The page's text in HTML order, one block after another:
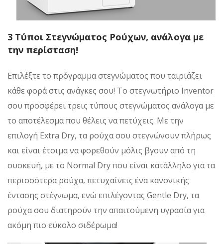
3 Τύποι Στεγνώματος Ρούχων, ανάλογα με
την περίσταση!
Επιλέξτε το πρόγραμμα στεγνώματος που ταιριάζει
κάθε φορά στις ανάγκες σου! Το στεγνωτήριο Inventor
σου προσφέρει τρεις τύπους στεγνώματος ανάλογα με
το αποτέλεσμα που θέλεις να πετύχεις. Με την
επιλογή Extra Dry, τα ρούχα σου στεγνώνουν πλήρως
και είναι έτοιμα να φορεθούν μόλις βγουν από τη
συσκευή, με το Normal Dry που είναι κατάλληλο για τα
περισσότερα ρούχα, πετυχαίνεις ένα κανονικής
έντασης στέγνωμα, ενώ επιλέγοντας Gentle Dry, τα
ρούχα σου διατηρούν την απαιτούμενη υγρασία για
ακόμη πιο εύκολο σιδέρωμα!